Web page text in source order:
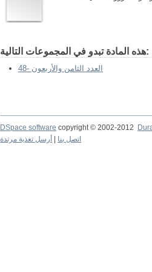
هذه المادة تبدو في المجموعات التالية:
48- العدد الثامن والأربعون
DSpace software copyright © 2002-2012
اتصل بنا
أرسل تغذية مرتدة